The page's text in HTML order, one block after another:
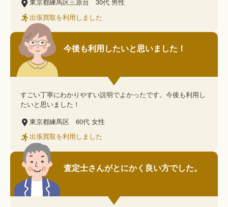
出張買取を利用しました
今後も利用したいと思いました！
すごい丁寧にわかりやすい説明でよかったです。今後も利用し
たいと思いました！
東京都練馬区
60代 女性
出張買取を利用しました
査定士さんがとにかく良い方でした。